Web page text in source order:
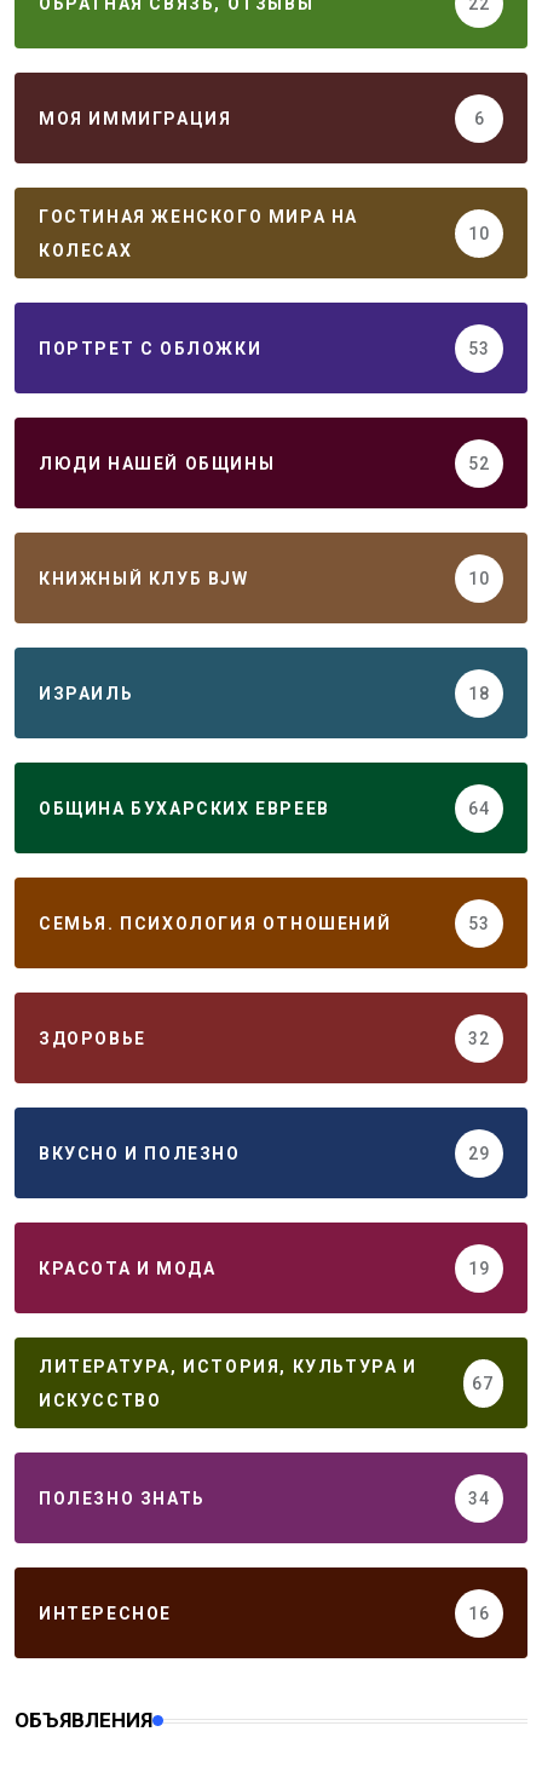
МОЯ ИММИГРАЦИЯ 6
ГОСТИНАЯ ЖЕНСКОГО МИРА НА
КОЛЕСАХ
10
ПОРТРЕТ С ОБЛОЖКИ 53
ЛЮДИ НАШЕЙ ОБЩИНЫ 52
КНИЖНЫЙ КЛУБ BJW 10
ИЗРАИЛЬ 18
ОБЩИНА БУХАРСКИХ ЕВРЕЕВ 64
СЕМЬЯ. ПСИХОЛОГИЯ ОТНОШЕНИЙ 53
ЗДОРОВЬЕ 32
ВКУСНО И ПОЛЕЗНО 29
КРАСОТА И МОДА 19
ЛИТЕРАТУРА, ИСТОРИЯ, КУЛЬТУРА И
ИСКУССТВО
67
ПОЛЕЗНО ЗНАТЬ 34
ИНТЕРЕСНОЕ 16
ОБЪЯВЛЕНИЯ